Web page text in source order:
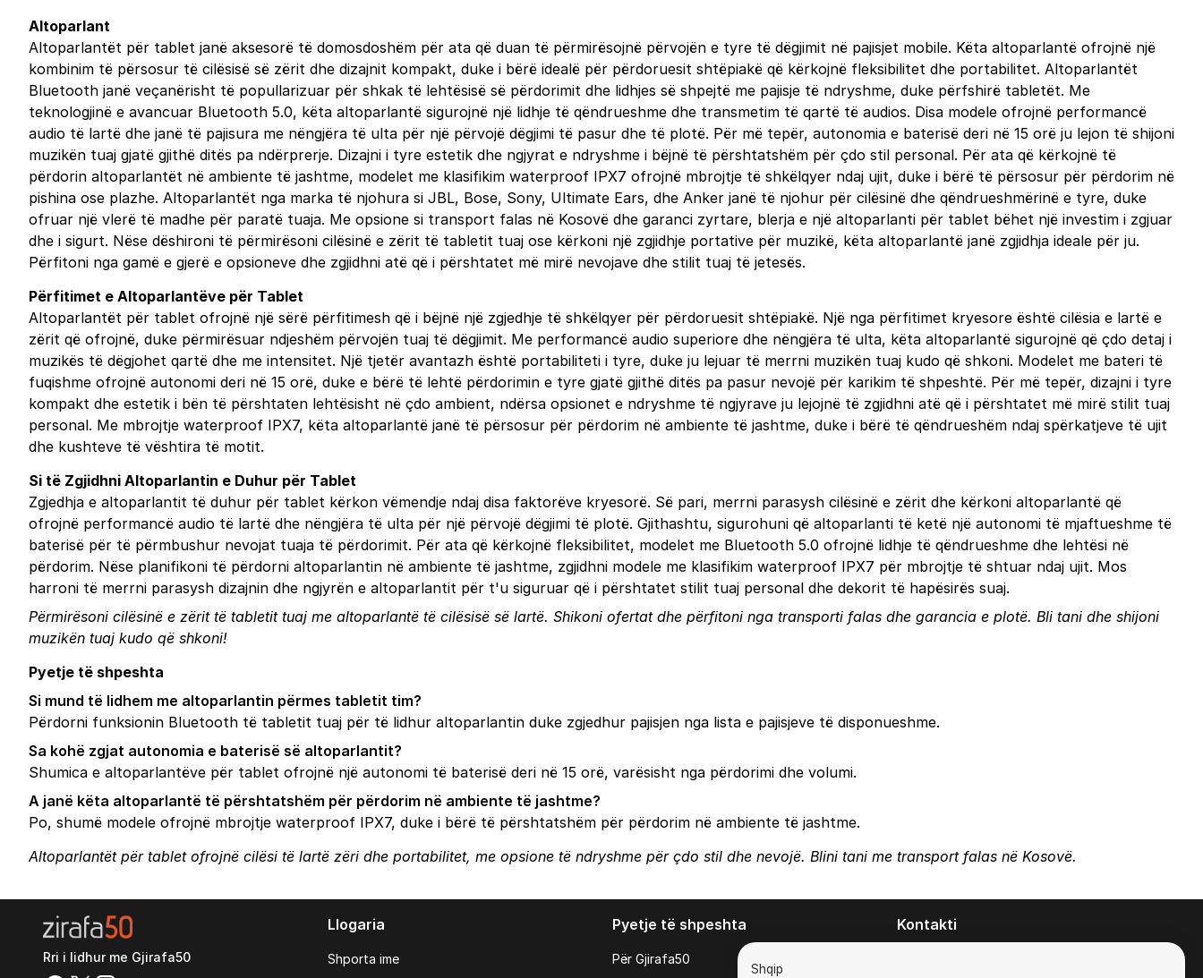
Altoparlant
Altoparlantët për tablet janë aksesorë të domosdoshëm për ata që duan të përmirësojnë përvojën e tyre të dëgjimit në pajisjet mobile. Këta altoparlantë ofrojnë një
kombinim të përsosur të cilësisë së zërit dhe dizajnit kompakt, duke i bërë idealë për përdoruesit shtëpiakë që kërkojnë fleksibilitet dhe portabilitet. Altoparlantët
Bluetooth janë veçanërisht të popullarizuar për shkak të lehtësisë së përdorimit dhe lidhjes së shpejtë me pajisje të ndryshme, duke përfshirë tabletët. Me
teknologjinë e avancuar Bluetooth 5.0, këta altoparlantë sigurojnë një lidhje të qëndrueshme dhe transmetim të qartë të audios. Disa modele ofrojnë performancë
audio të lartë dhe janë të pajisura me nëngjëra të ulta për një përvojë dëgjimi të pasur dhe të plotë. Për më tepër, autonomia e baterisë deri në 15 orë ju lejon të shijoni
muzikën tuaj gjatë gjithë ditës pa ndërprerje. Dizajni i tyre estetik dhe ngjyrat e ndryshme i bëjnë të përshtatshëm për çdo stil personal. Për ata që kërkojnë të
përdorin altoparlantët në ambiente të jashtme, modelet me klasifikim waterproof IPX7 ofrojnë mbrojtje të shkëlqyer ndaj ujit, duke i bërë të përsosur për përdorim në
pishina ose plazhe. Altoparlantët nga marka të njohura si JBL, Bose, Sony, Ultimate Ears, dhe Anker janë të njohur për cilësinë dhe qëndrueshmërinë e tyre, duke
ofruar një vlerë të madhe për paratë tuaja. Me opsione si transport falas në Kosovë dhe garanci zyrtare, blerja e një altoparlanti për tablet bëhet një investim i zgjuar
dhe i sigurt. Nëse dëshironi të përmirësoni cilësinë e zërit të tabletit tuaj ose kërkoni një zgjidhje portative për muzikë, këta altoparlantë janë zgjidhja ideale për ju.
Përfitoni nga gamë e gjerë e opsioneve dhe zgjidhni atë që i përshtatet më mirë nevojave dhe stilit tuaj të jetesës.
Përfitimet e Altoparlantëve për Tablet
Altoparlantët për tablet ofrojnë një sërë përfitimesh që i bëjnë një zgjedhje të shkëlqyer për përdoruesit shtëpiakë. Një nga përfitimet kryesore është cilësia e lartë e
zërit që ofrojnë, duke përmirësuar ndjeshëm përvojën tuaj të dëgjimit. Me performancë audio superiore dhe nëngjëra të ulta, këta altoparlantë sigurojnë që çdo detaj i
muzikës të dëgjohet qartë dhe me intensitet. Një tjetër avantazh është portabiliteti i tyre, duke ju lejuar të merrni muzikën tuaj kudo që shkoni. Modelet me bateri të
fuqishme ofrojnë autonomi deri në 15 orë, duke e bërë të lehtë përdorimin e tyre gjatë gjithë ditës pa pasur nevojë për karikim të shpeshtë. Për më tepër, dizajni i tyre
kompakt dhe estetik i bën të përshtaten lehtësisht në çdo ambient, ndërsa opsionet e ndryshme të ngjyrave ju lejojnë të zgjidhni atë që i përshtatet më mirë stilit tuaj
personal. Me mbrojtje waterproof IPX7, këta altoparlantë janë të përsosur për përdorim në ambiente të jashtme, duke i bërë të qëndrueshëm ndaj spërkatjeve të ujit
dhe kushteve të vështira të motit.
Si të Zgjidhni Altoparlantin e Duhur për Tablet
Zgjedhja e altoparlantit të duhur për tablet kërkon vëmendje ndaj disa faktorëve kryesorë. Së pari, merrni parasysh cilësinë e zërit dhe kërkoni altoparlantë që
ofrojnë performancë audio të lartë dhe nëngjëra të ulta për një përvojë dëgjimi të plotë. Gjithashtu, sigurohuni që altoparlanti të ketë një autonomi të mjaftueshme të
baterisë për të përmbushur nevojat tuaja të përdorimit. Për ata që kërkojnë fleksibilitet, modelet me Bluetooth 5.0 ofrojnë lidhje të qëndrueshme dhe lehtësi në
përdorim. Nëse planifikoni të përdorni altoparlantin në ambiente të jashtme, zgjidhni modele me klasifikim waterproof IPX7 për mbrojtje të shtuar ndaj ujit. Mos
harroni të merrni parasysh dizajnin dhe ngjyrën e altoparlantit për t'u siguruar që i përshtatet stilit tuaj personal dhe dekorit të hapësirës suaj.
Përmirësoni cilësinë e zërit të tabletit tuaj me altoparlantë të cilësisë së lartë. Shikoni ofertat dhe përfitoni nga transporti falas dhe garancia e plotë. Bli tani dhe shijoni
muzikën tuaj kudo që shkoni!
Pyetje të shpeshta
Si mund të lidhem me altoparlantin përmes tabletit tim?
Përdorni funksionin Bluetooth të tabletit tuaj për të lidhur altoparlantin duke zgjedhur pajisjen nga lista e pajisjeve të disponueshme.
Sa kohë zgjat autonomia e baterisë së altoparlantit?
Shumica e altoparlantëve për tablet ofrojnë një autonomi të baterisë deri në 15 orë, varësisht nga përdorimi dhe volumi.
A janë këta altoparlantë të përshtatshëm për përdorim në ambiente të jashtme?
Po, shumë modele ofrojnë mbrojtje waterproof IPX7, duke i bërë të përshtatshëm për përdorim në ambiente të jashtme.
Altoparlantët për tablet ofrojnë cilësi të lartë zëri dhe portabilitet, me opsione të ndryshme për çdo stil dhe nevojë. Blini tani me transport falas në Kosovë.
Rri i lidhur me Gjirafa50
Llogaria
Shporta ime
Pyetje të shpeshta
Për Gjirafa50
Kontakti
Shqip